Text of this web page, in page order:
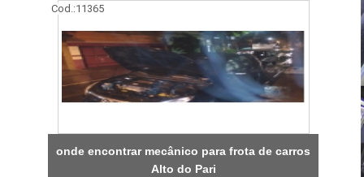
Cod.:11365
onde encontrar mecânico para frota de carros
Alto do Pari